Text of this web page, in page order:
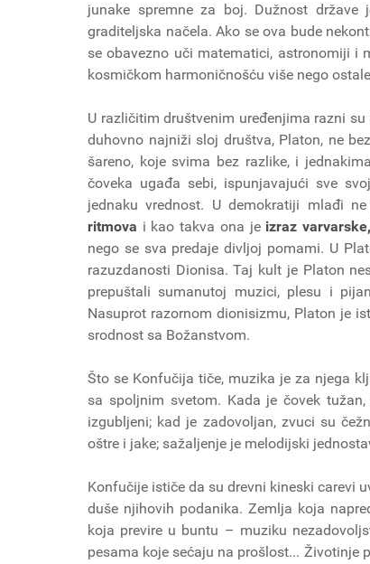
junake spremne za boj. Dužnost
graditeljska načela. Ako se ova bude
se obavezno uči matematici, astronomiji i
kosmičkom harmoničnošću više nego
U različitim društvenim uređenjima razni
duhovno najniži sloj društva, Platon, ne
šareno, koje svima bez razlike, i
čoveka ugađa sebi, ispunjavajući sve
jednaku vrednost. U demokratiji mlađi
ritmova i kao takva ona je izraz
nego se sva predaje divljoj pomami. U
razuzdanosti Dionisa. Taj kult je Platon
prepuštali sumanutoj muzici, plesu i
Nasuprot razornom dionisizmu, Platon je
srodnost sa Božanstvom.
Što se Konfučija tiče, muzika je za njega
sa spoljnim svetom. Kada je čovek
izgubljeni; kad je zadovoljan, zvuci su
oštre i jake; sažaljenje je melodijski
Konfučije ističe da su drevni kineski carevi
duše njihovih podanika. Zemlja koja
koja previre u buntu – muziku
pesama koje sećaju na prošlost... Životinje